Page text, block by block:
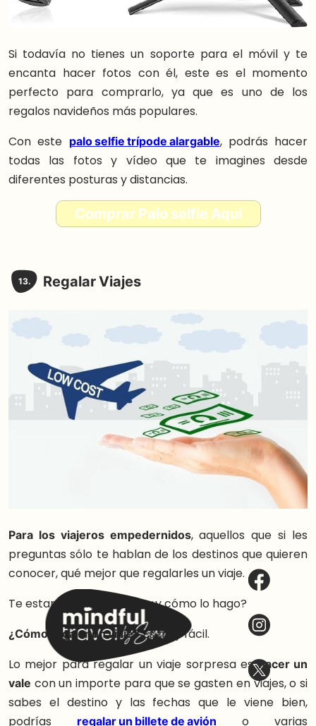
Si todavía no tienes un soporte para el móvil y te
encanta hacer fotos con él, este es el momento
perfecto para comprarlo, ya que es uno de los
regalos navideños más populares.
Con este palo selfie trípode alargable, podrás hacer
todas las fotos y vídeo que te imagines desde
diferentes posturas y distancias.
Comprar Palo selfie Aquí
13. Regalar Viajes
Para los viajeros empedernidos, aquellos que si les
preguntas sólo te hablan de los destinos que quieren
conocer, qué mejor que regalarles un viaje.
Te estarás preguntando: ¿y cómo lo hago?
¿Cómo regalar un viaje?Es muy fácil.
Lo mejor para regalar un viaje sorpresa eshacer un
vale con un importe para que se gasten en viajes, o si
sabes el destino y las fechas que le viene bien,
podrías regalar un billete de avión o varias